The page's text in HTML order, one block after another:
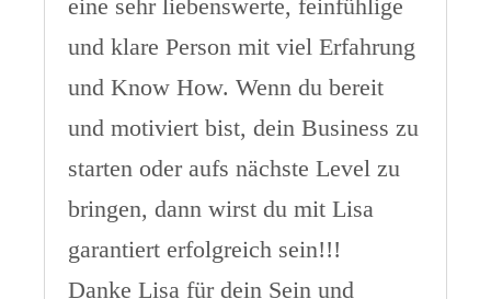
eine sehr liebenswerte, feinfühlige
und klare Person mit viel Erfahrung
und Know How. Wenn du bereit
und motiviert bist, dein Business zu
starten oder aufs nächste Level zu
bringen, dann wirst du mit Lisa
garantiert erfolgreich sein!!!
Danke Lisa für dein Sein und